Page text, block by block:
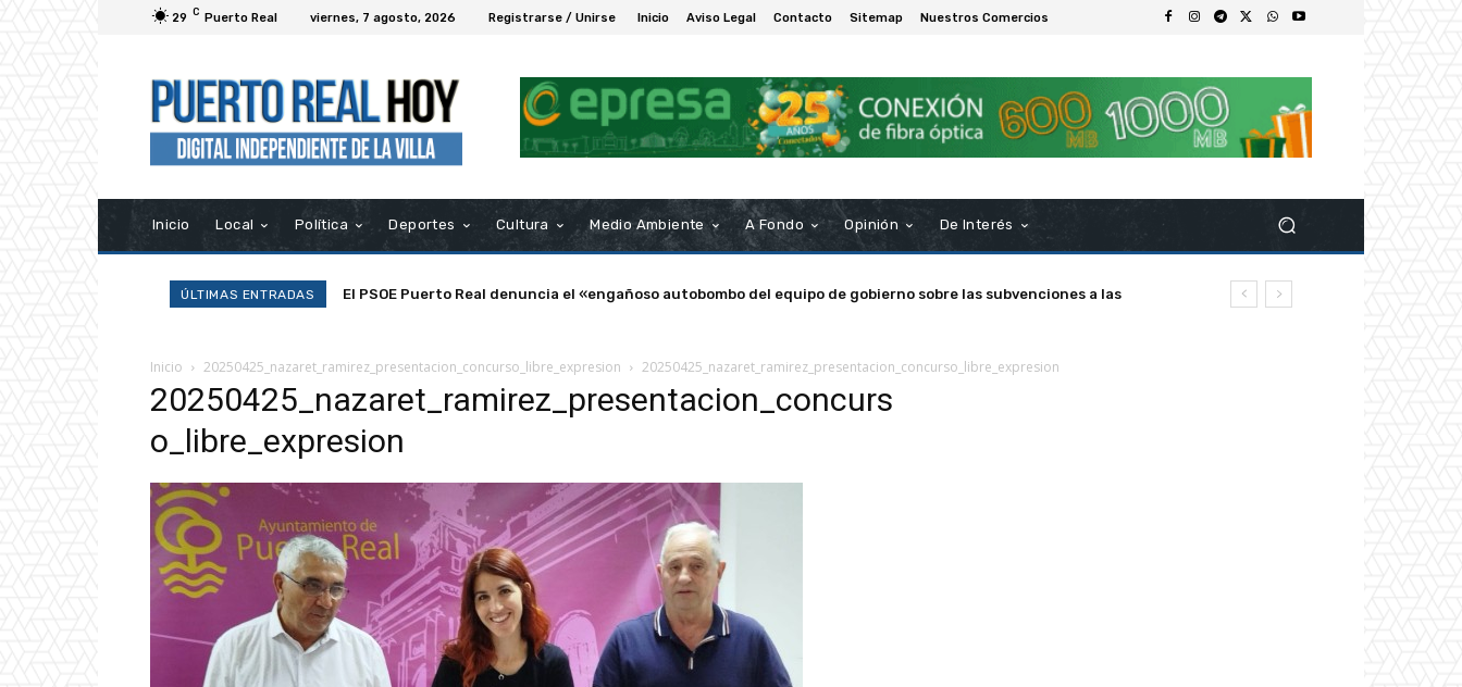
29 C Puerto Real viernes, 7 agosto, 2026 Registrarse / Unirse Inicio Aviso Legal Contacto Sitemap Nuestros Comercios
Inicio Local Política Deportes Cultura Medio Ambiente A Fondo Opinión De Interés
ÚLTIMAS ENTRADAS
El PSOE Puerto Real denuncia el «engañoso autobombo del equipo de gobierno sobre las subvenciones a las
Inicio 20250425_nazaret_ramirez_presentacion_concurso_libre_expresion 20250425_nazaret_ramirez_presentacion_concurso_libre_expresion
20250425_nazaret_ramirez_presentacion_concurs
o_libre_expresion